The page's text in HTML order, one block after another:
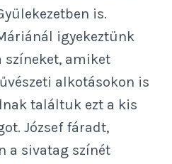
is.
igyekeztünk
színeket, amiket
alkotásokon is
találtuk ezt a kis
József fáradt,
a sivatag színét